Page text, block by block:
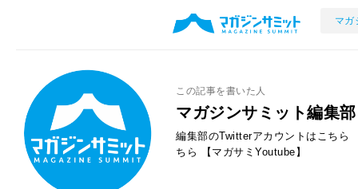
マガ
この記事を書いた人
マガジンサミット編集部
編集部のTwitterアカウントはこちら
ちら
【マガサミYoutube】